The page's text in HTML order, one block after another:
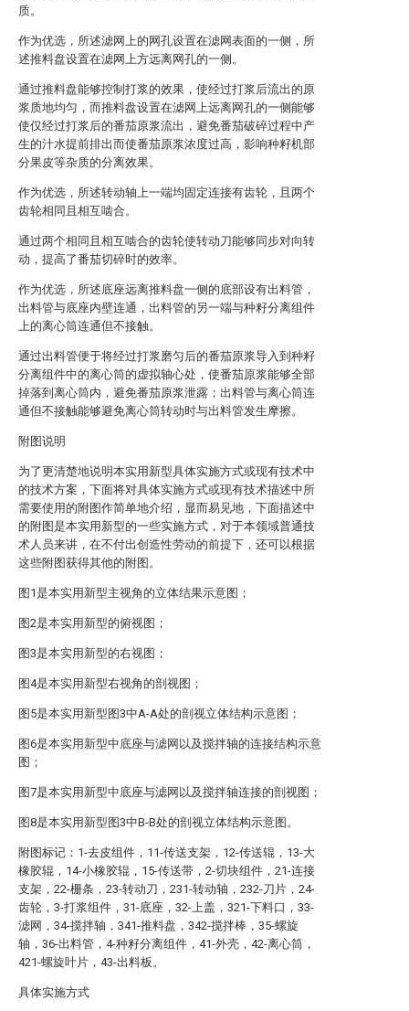
质。
作为优选，所述滤网上的网孔设置在滤网表面的一侧，所
述推料盘设置在滤网上方远离网孔的一侧。
通过推料盘能够控制打浆的效果，使经过打浆后流出的原
浆质地均匀，而推料盘设置在滤网上远离网孔的一侧能够
使仅经过打浆后的番茄原浆流出，避免番茄破碎过程中产
生的汁水提前排出而使番茄原浆浓度过高，影响种籽机部
分果皮等杂质的分离效果。
作为优选，所述转动轴上一端均固定连接有齿轮，且两个
齿轮相同且相互啮合。
通过两个相同且相互啮合的齿轮使转动刀能够同步对向转
动，提高了番茄切碎时的效率。
作为优选，所述底座远离推料盘一侧的底部设有出料管，
出料管与底座内壁连通，出料管的另一端与种籽分离组件
上的离心筒连通但不接触。
通过出料管便于将经过打浆磨匀后的番茄原浆导入到种籽
分离组件中的离心筒的虚拟轴心处，使番茄原浆能够全部
掉落到离心筒内，避免番茄原浆泄露；出料管与离心筒连
通但不接触能够避免离心筒转动时与出料管发生摩擦。
附图说明
为了更清楚地说明本实用新型具体实施方式或现有技术中
的技术方案，下面将对具体实施方式或现有技术描述中所
需要使用的附图作简单地介绍，显而易见地，下面描述中
的附图是本实用新型的一些实施方式，对于本领域普通技
术人员来讲，在不付出创造性劳动的前提下，还可以根据
这些附图获得其他的附图。
图1是本实用新型主视角的立体结果示意图；
图2是本实用新型的俯视图；
图3是本实用新型的右视图；
图4是本实用新型右视角的剖视图；
图5是本实用新型图3中A-A处的剖视立体结构示意图；
图6是本实用新型中底座与滤网以及搅拌轴的连接结构示意
图；
图7是本实用新型中底座与滤网以及搅拌轴连接的剖视图；
图8是本实用新型图3中B-B处的剖视立体结构示意图。
附图标记：1-去皮组件，11-传送支架，12-传送辊，13-大
橡胶辊，14-小橡胶辊，15-传送带，2-切块组件，21-连接
支架，22-栅条，23-转动刀，231-转动轴，232-刀片，24-
齿轮，3-打浆组件，31-底座，32-上盖，321-下料口，33-
滤网，34-搅拌轴，341-推料盘，342-搅拌棒，35-螺旋
轴，36-出料管，4-种籽分离组件，41-外壳，42-离心筒，
421-螺旋叶片，43-出料板。
具体实施方式